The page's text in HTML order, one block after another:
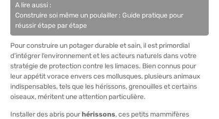
A lire aussi :
Construire soi même un poulailler : Guide pratique pour
réussir étape par étape
Pour construire un potager durable et sain, il est primordial
d’intégrer l’environnement et les acteurs naturels dans votre
stratégie de protection contre les limaces. Bien connus pour
leur appétit vorace envers ces mollusques, plusieurs animaux
indispensables, tels que les hérissons, grenouilles et certains
oiseaux, méritent une attention particulière.
Installer des abris pourhérissons, ces petits mammifères